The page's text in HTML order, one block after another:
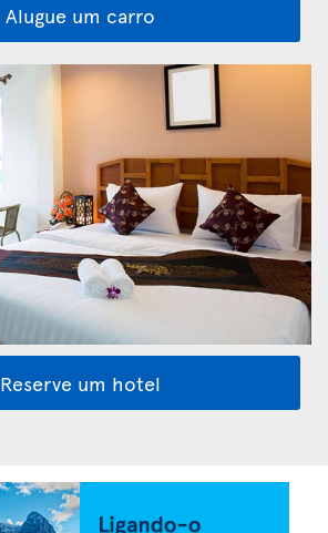
Alugue um carro
Reserve um hotel